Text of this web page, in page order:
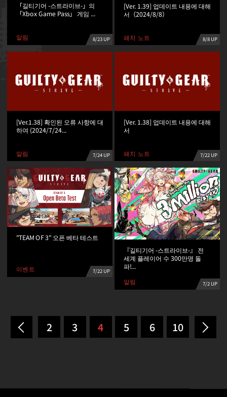
「길티기어 -스트라이브-」의
「Xbox Game Pass」 게임 ...
알림 8/23 UP
[Ver. 1.39] 업데이트 내용에 대해
서（2024/8/8）
패치 노트 8/8 UP
[Ver.1.38] 확인된 오류 사항에 대
하여 (2024/7/24...
알림 7/24 UP
[Ver. 1.38] 업데이트 내용에 대해
서
패치 노트 7/22 UP
"TEAM OF 3" 오픈 베타 테스트
이벤트 7/22 UP
『길티기어 -스트라이브-』 전
세계 플레이어 수 300만명 돌
파!...
알림 7/2 UP
2 3 4 5 6 10